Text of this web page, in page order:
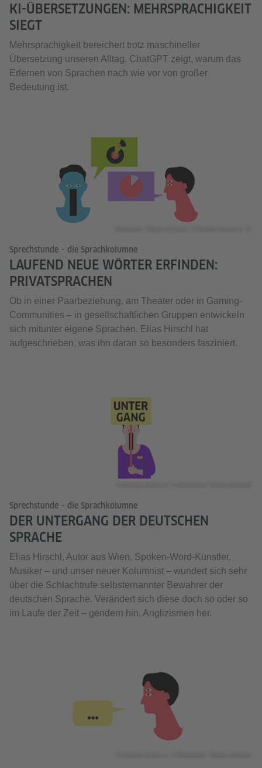
KI-ÜBERSETZUNGEN: MEHRSPRACHIGKEIT
SIEGT
Mehrsprachigkeit bereichert trotz maschineller
Übersetzung unseren Alltag. ChatGPT zeigt, warum das
Erlernen von Sprachen nach wie vor von großer
Bedeutung ist.
Sprechstunde – die Sprachkolumne
LAUFEND NEUE WÖRTER ERFINDEN:
PRIVATSPRACHEN
Ob in einer Paarbeziehung, am Theater oder in Gaming-
Communities – in gesellschaftlichen Gruppen entwickeln
sich mitunter eigene Sprachen. Elias Hirschl hat
aufgeschrieben, was ihn daran so besonders fasziniert.
Sprechstunde – die Sprachkolumne
DER UNTERGANG DER DEUTSCHEN
SPRACHE
Elias Hirschl, Autor aus Wien, Spoken-Word-Künstler,
Musiker – und unser neuer Kolumnist – wundert sich sehr
über die Schlachtrufe selbsternannter Bewahrer der
deutschen Sprache. Verändert sich diese doch so oder so
im Laufe der Zeit – gendern hin, Anglizismen her.